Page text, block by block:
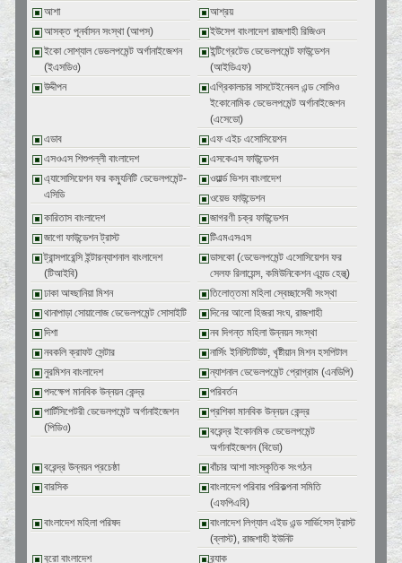
আশা
আশ্রয়
আসক্ত পূনর্বাসন সংস্থা (আপস)
ইউসেপ বাংলাদেশ রাজশাহী রিজিওন
ইকো সোশ্যাল ডেভলপমেন্ট অর্গানাইজেশন
(ইএসডিও)
ইন্টিগ্রেটেড ডেভেলপমেন্ট ফাউন্ডেশন
(আইডিএফ)
উদ্দীপন
এগ্রিকালচার সাসটেইনেবল এন্ড সোসিও
ইকোনোমিক ডেভেলপমেন্ট অর্গানাইজেশন
(এসেডো)
এডাব
এফ এইচ এসোসিয়েশন
এসওএস শিশুপল্লী বাংলাদেশ
এসকেএস ফাউন্ডেশন
এ্যাসোসিয়েশন ফর কম্যুনিটি ডেভেলপমেন্ট-
এসিডি
ওয়ার্ল্ড ভিশন বাংলাদেশ
ওয়েভ ফাউন্ডেশন
কারিতাস বাংলাদেশ
জাগরণী চক্র ফাউন্ডেশন
জাগো ফাউন্ডেশন ট্রাস্ট
টিএমএসএস
ট্রান্সপারেন্সি ইন্টারন্যাশনাল বাংলাদেশ
(টিআইবি)
ডাসকো (ডেভেলপমেন্ট এসোসিয়েশন ফর
সেলফ রিলায়েন্স, কমিউনিকেশন এ্যন্ড হেল্থ্)
ঢাকা আহ্ছানিয়া মিশন
তিলোত্তমা মহিলা স্বেচ্ছাসেবী সংস্থা
থানাপাড়া সোয়ালোজ ডেভেলপমেন্ট সোসাইটি
দিনের আলো হিজরা সংঘ, রাজশাহী
দিশা
নব দিগন্ত মহিলা উন্নয়ন সংস্থা
নবকলি ক্রাফট সেন্টার
নার্সিং ইনিস্টিটিউট, খৃষ্টীয়ান মিশন হসপিটাল
নুরমিশন বাংলাদেশ
ন্যাশনাল ডেভেলপমেন্ট প্রোগ্রাম (এনডিপি)
পদক্ষেপ মানবিক উন্নয়ন কেন্দ্র
পরিবর্তন
পার্টিসিপেটরী ডেভেলপমেন্ট অর্গানাইজেশন
(পিডিও)
প্রশিকা মানবিক উন্নয়ন কেন্দ্র
বরেন্দ্র ইকোনমিক ডেভেলপমেন্ট
অর্গানাইজেশন (বিডো)
বরেন্দ্র উন্নয়ন প্রচেষ্ঠা
বাঁচার আশা সাংস্কৃতিক সংগঠন
বারসিক
বাংলাদেশ পরিবার পরিকল্পনা সমিতি
(এফপিএবি)
বাংলাদেশ মহিলা পরিষদ
বাংলাদেশ লিগ্যাল এইড এন্ড সার্ভিসেস ট্রাস্ট
(ব্লাস্ট), রাজশাহী ইউনিট
বুরো বাংলাদেশ
ব্র্যাক